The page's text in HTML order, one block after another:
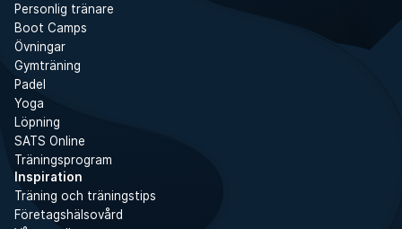
Personlig tränare
Boot Camps
Övningar
Gymträning
Padel
Yoga
Löpning
SATS Online
Träningsprogram
Inspiration
Träning och träningstips
Företagshälsovård